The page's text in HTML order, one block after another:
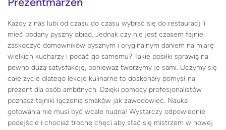
Każdy z nas lubi od czasu do czasu wybrać się do restauracji i
mieć podany pyszny obiad. Jednak czy nie jest czasem fajnie
zaskoczyć domowników pysznym i oryginalnym daniem na miarę
wielkich kucharzy i podać go samemu? Takie posiłki sprawią na
pewno dużą satysfakcję, ponieważ tworzymy je sami. Uczymy się
całe życie dlatego lekcje kulinarne to doskonały pomysł na
prezent dla osób ambitnych. Dzięki pomocy profesjonalistów
poznasz tajniki łączenia smaków jak zawodowiec. Nauka
gotowania nie musi być wcale nudna! Wystarczy odpowiednie
podejście i chociaż trochę chęci aby stać się mistrzem w nowej